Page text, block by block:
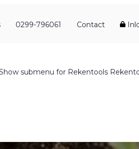
0299-796061 Contact
submenu for Rekentools